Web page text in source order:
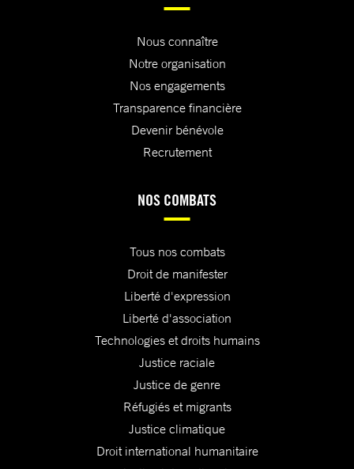
Nous connaître
Notre organisation
Nos engagements
Transparence financière
Devenir bénévole
Recrutement
NOS COMBATS
Tous nos combats
Droit de manifester
Liberté d'expression
Liberté d'association
Technologies et droits humains
Justice raciale
Justice de genre
Réfugiés et migrants
Justice climatique
Droit international humanitaire